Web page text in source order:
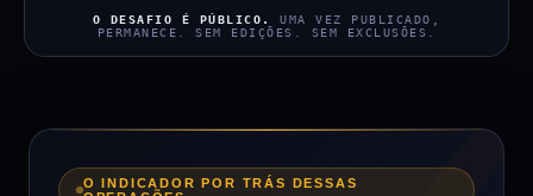
O DESAFIO É PÚBLICO.
UMA VEZ PUBLICADO,
PERMANECE. SEM EDIÇÕES. SEM EXCLUSÕES.
O INDICADOR POR TRÁS DESSAS